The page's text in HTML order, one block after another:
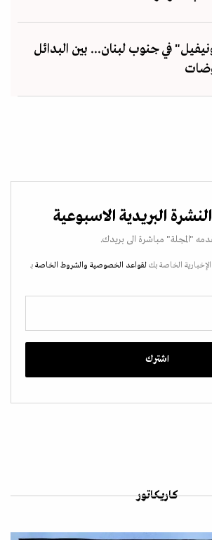
في جنوب لبنان... بين البدائل
النشرة البريدية الاسبوعية
"المجلة" مباشرة الى بريدك.
الخاصة بك لقواعد الخصوصية والشروط الخاصة بـ
كاريكاتور